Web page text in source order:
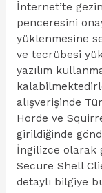
İnternet’te
penceresini
yüklenmesine
ve tecrübesi
yazılım
alışverişinde
Horde ve
girildiğinde
İngilizce olarak
Secure Shell
detaylı bilgiye